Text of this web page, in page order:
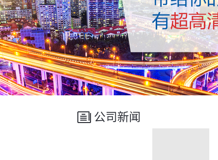
公司新闻